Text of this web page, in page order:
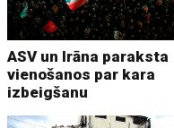
ASV un Irāna paraksta
vienošanos par kara
izbeigšanu